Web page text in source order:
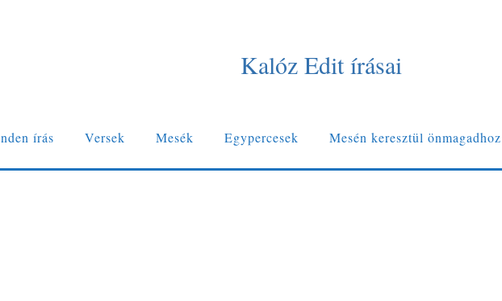
Kalóz Edit írásai
írás Versek Mesék Egypercesek Mesén keresztül önmagadhoz